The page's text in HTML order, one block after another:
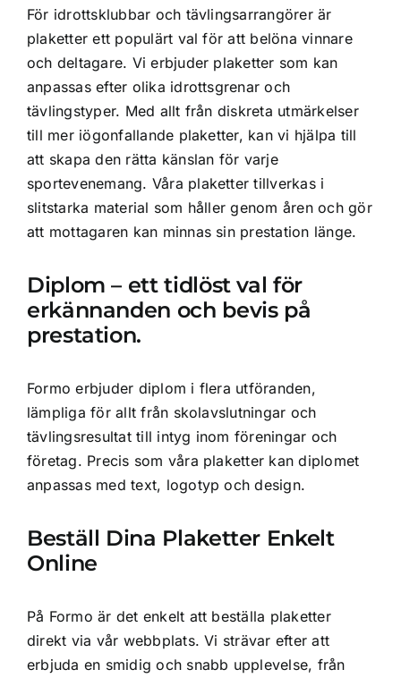
För idrottsklubbar och tävlingsarrangörer är
plaketter ett populärt val för att belöna vinnare
och deltagare. Vi erbjuder plaketter som kan
anpassas efter olika idrottsgrenar och
tävlingstyper. Med allt från diskreta utmärkelser
till mer iögonfallande plaketter, kan vi hjälpa till
att skapa den rätta känslan för varje
sportevenemang. Våra plaketter tillverkas i
slitstarka material som håller genom åren och gör
att mottagaren kan minnas sin prestation länge.
Diplom – ett tidlöst val för
erkännanden och bevis på
prestation.
Formo erbjuder diplom i flera utföranden,
lämpliga för allt från skolavslutningar och
tävlingsresultat till intyg inom föreningar och
företag. Precis som våra plaketter kan diplomet
anpassas med text, logotyp och design.
Beställ Dina Plaketter Enkelt
Online
På Formo är det enkelt att beställa plaketter
direkt via vår webbplats. Vi strävar efter att
erbjuda en smidig och snabb upplevelse, från